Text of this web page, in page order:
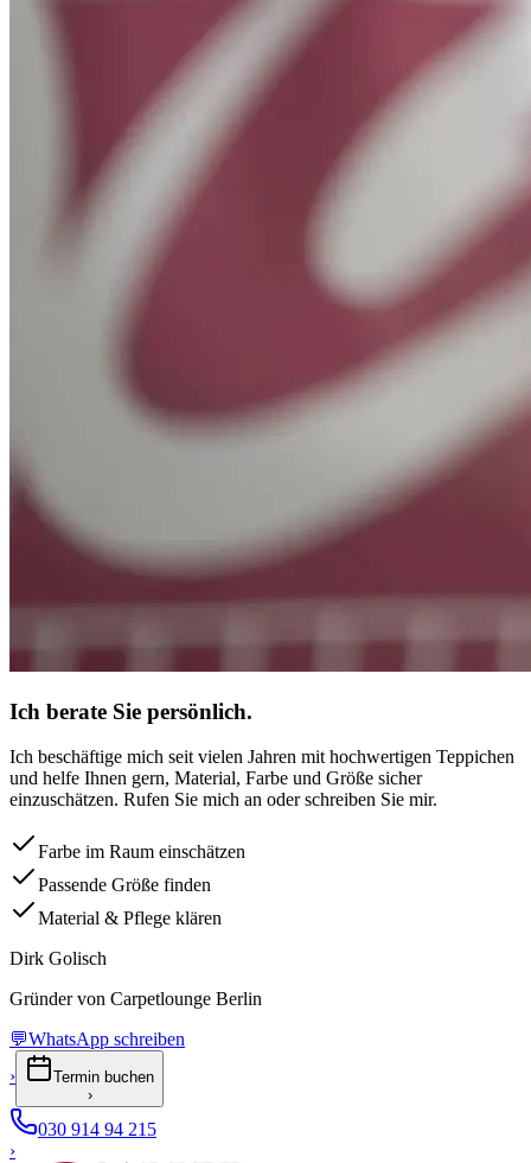
Ich berate Sie persönlich.
Ich beschäftige mich seit vielen Jahren mit hochwertigen Teppichen
und helfe Ihnen gern, Material, Farbe und Größe sicher
einzuschätzen. Rufen Sie mich an oder schreiben Sie mir.
Farbe im Raum einschätzen
Passende Größe finden
Material & Pflege klären
Dirk Golisch
Gründer von Carpetlounge Berlin
💬WhatsApp schreiben
›
Termin buchen
›
030 914 94 215
›